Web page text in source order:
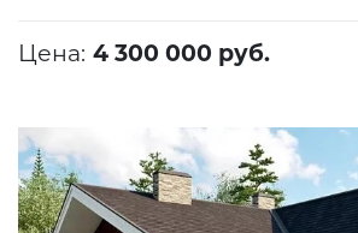
Цена: 4 300 000 руб.